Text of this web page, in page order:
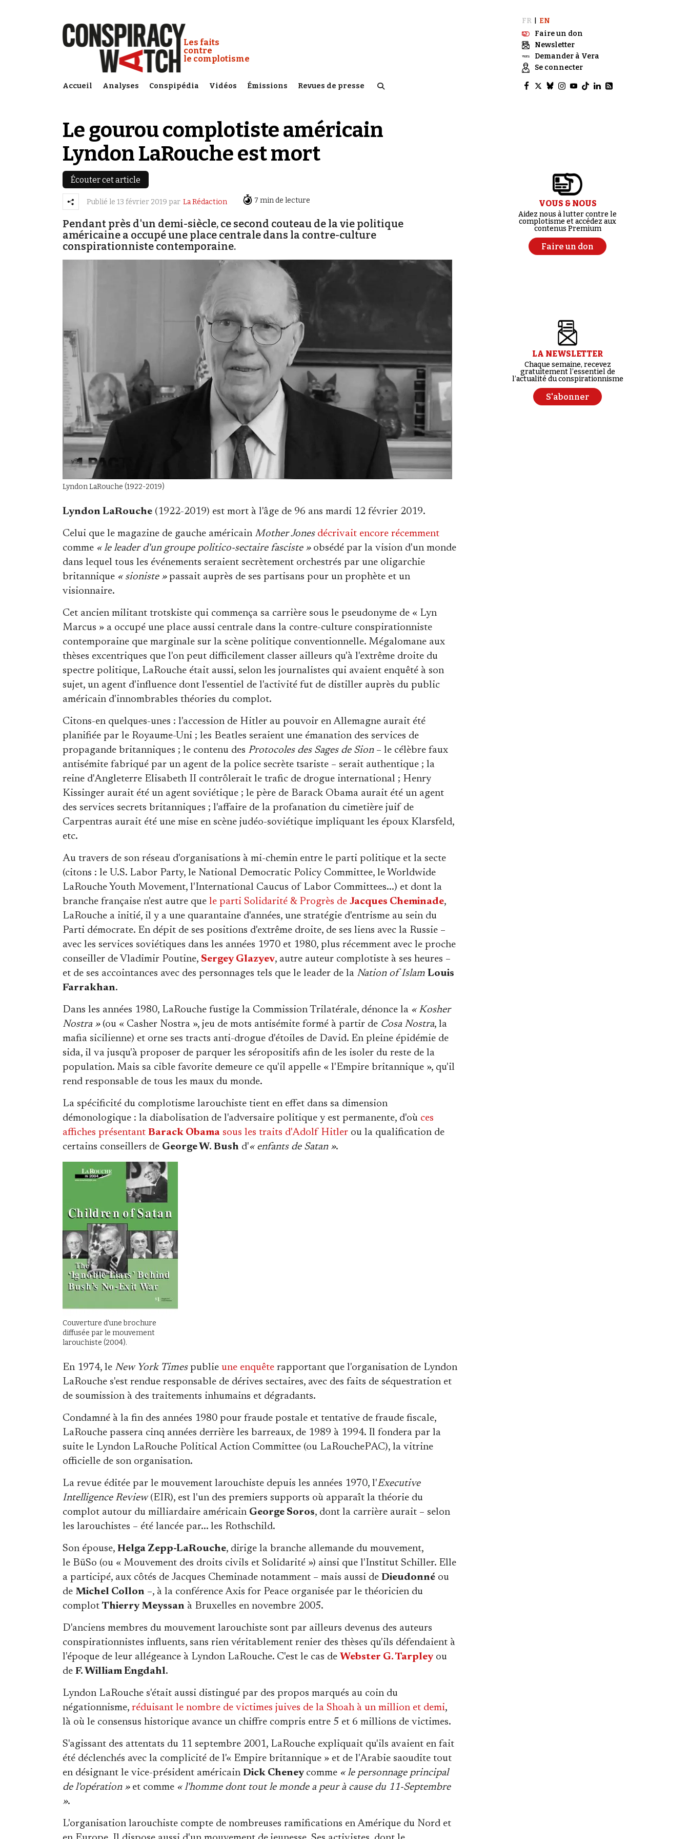
Conspiracy Watch :
Les faits
contre
le complotisme
Accueil Analyses Conspipédia Vidéos Émissions Revues de presse
FR
EN
Faire un don
Newsletter
Demander à Vera
Se connecter
Le gourou complotiste américain
Lyndon LaRouche est mort
Écouter cet article
Publié le 13 février 2019 par La Rédaction 7 min de lecture
Pendant près d'un demi-siècle, ce second couteau de la vie politique
américaine a occupé une place centrale dans la contre-culture
conspirationniste contemporaine.
Lyndon LaRouche (1922-2019)
Lyndon LaRouche (1922-2019) est mort à l'âge de 96 ans mardi 12 février 2019.
Celui que le magazine de gauche américain Mother Jones décrivait encore récemment
comme « le leader d'un groupe politico-sectaire fasciste »obsédé par la vision d'un monde
dans lequel tous les événements seraient secrètement orchestrés par une oligarchie
britannique « sioniste »passait auprès de ses partisans pour un prophète et un
visionnaire.
Cet ancien militant trotskiste qui commença sa carrière sous le pseudonyme de « Lyn
Marcus » a occupé une place aussi centrale dans la contre-culture conspirationniste
contemporaine que marginale sur la scène politique conventionnelle. Mégalomane aux
thèses excentriques que l'on peut difficilement classer ailleurs qu'à l'extrême droite du
spectre politique, LaRouche était aussi, selon les journalistes qui avaient enquêté à son
sujet, un agent d'influence dont l'essentiel de l'activité fut de distiller auprès du public
américain d'innombrables théories du complot.
Citons-en quelques-unes : l'accession de Hitler au pouvoir en Allemagne aurait été
planifiée par le Royaume-Uni ; les Beatles seraient une émanation des services de
propagande britanniques ; le contenu des Protocoles des Sages de Sion– le célèbre faux
antisémite fabriqué par un agent de la police secrète tsariste – serait authentique ; la
reine d'Angleterre Elisabeth II contrôlerait le trafic de drogue international ; Henry
Kissinger aurait été un agent soviétique ; le père de Barack Obama aurait été un agent
des services secrets britanniques ; l'affaire de la profanation du cimetière juif de
Carpentras aurait été une mise en scène judéo-soviétique impliquant les époux Klarsfeld,
etc.
Au travers de son réseau d'organisations à mi-chemin entre le parti politique et la secte
(citons : le U.S. Labor Party, le National Democratic Policy Committee, le Worldwide
LaRouche Youth Movement, l'International Caucus of Labor Committees...) et dont la
branche française n'est autre que le parti Solidarité & Progrès de Jacques Cheminade,
LaRouche a initié, il y a une quarantaine d'années, une stratégie d'entrisme au sein du
Parti démocrate. En dépit de ses positions d'extrême droite, de ses liens avec la Russie –
avec les services soviétiques dans les années 1970 et 1980, plus récemment avec le proche
conseiller de Vladimir Poutine, Sergey Glazyev, autre auteur complotiste à ses heures –
et de ses accointances avec des personnages tels que le leader de la Nation of Islam Louis
Farrakhan.
Dans les années 1980, LaRouche fustige la Commission Trilatérale, dénonce la « Kosher
Nostra »(ou « Casher Nostra », jeu de mots antisémite formé à partir de Cosa Nostra, la
mafia sicilienne) et orne ses tracts anti-drogue d'étoiles de David. En pleine épidémie de
sida, il va jusqu'à proposer de parquer les séropositifs afin de les isoler du reste de la
population. Mais sa cible favorite demeure ce qu'il appelle « l'Empire britannique », qu'il
rend responsable de tous les maux du monde.
La spécificité du complotisme larouchiste tient en effet dans sa dimension
démonologique : la diabolisation de l'adversaire politique y est permanente, d'où ces
affiches présentant Barack Obama sous les traits d'Adolf Hitler ou la qualification de
certains conseillers de George W. Bush d'« enfants de Satan ».
Couverture d'une brochure
diffusée par le mouvement
larouchiste (2004).
En 1974, le New York Timespublie une enquête rapportant que l'organisation de Lyndon
LaRouche s'est rendue responsable de dérives sectaires, avec des faits de séquestration et
de soumission à des traitements inhumains et dégradants.
Condamné à la fin des années 1980 pour fraude postale et tentative de fraude fiscale,
LaRouche passera cinq années derrière les barreaux, de 1989 à 1994. Il fondera par la
suite le Lyndon LaRouche Political Action Committee (ou LaRouchePAC), la vitrine
officielle de son organisation.
La revue éditée par le mouvement larouchiste depuis les années 1970, l'Executive
Intelligence Review(EIR), est l'un des premiers supports où apparaît la théorie du
complot autour du milliardaire américain George Soros, dont la carrière aurait – selon
les larouchistes – été lancée par... les Rothschild.
Son épouse, Helga Zepp-LaRouche, dirige la branche allemande du mouvement,
le BüSo (ou « Mouvement des droits civils et Solidarité ») ainsi que l'Institut Schiller. Elle
a participé, aux côtés de Jacques Cheminade notamment – mais aussi de Dieudonné ou
de Michel Collon –, à la conférence Axis for Peace organisée par le théoricien du
complot Thierry Meyssan à Bruxelles en novembre 2005.
D'anciens membres du mouvement larouchiste sont par ailleurs devenus des auteurs
conspirationnistes influents, sans rien véritablement renier des thèses qu'ils défendaient à
l'époque de leur allégeance à Lyndon LaRouche. C'est le cas de Webster G. Tarpleyou
de F. William Engdahl.
Lyndon LaRouche s'était aussi distingué par des propos marqués au coin du
négationnisme, réduisant le nombre de victimes juives de la Shoah à un million et demi,
là où le consensus historique avance un chiffre compris entre 5 et 6 millions de victimes.
S'agissant des attentats du 11 septembre 2001, LaRouche expliquait qu'ils avaient en fait
été déclenchés avec la complicité de l'« Empire britannique » et de l'Arabie saoudite tout
en désignant le vice-président américain Dick Cheney comme « le personnage principal
de l'opération »et comme « l'homme dont tout le monde a peur à cause du 11-Septembre
».
L'organisation larouchiste compte de nombreuses ramifications en Amérique du Nord et
VOUS & NOUS
Aidez nous à lutter contre le
complotisme et accédez aux
contenus Premium
Faire un don
LA NEWSLETTER
Chaque semaine, recevez
gratuitement l’essentiel de
l’actualité du conspirationnisme
S'abonner